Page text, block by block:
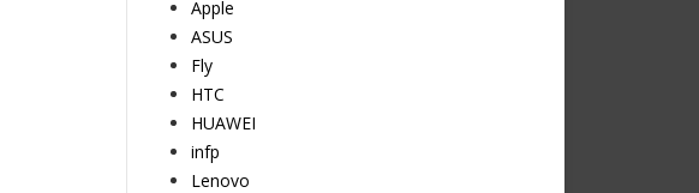
Apple
ASUS
Fly
HTC
HUAWEI
infp
Lenovo